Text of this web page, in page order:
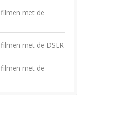
met de
met de DSLR
met de